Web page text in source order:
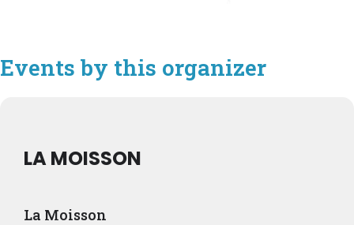
Events by this organizer
LA MOISSON
La Moisson